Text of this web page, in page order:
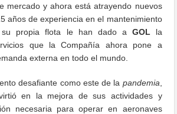
mercado y ahora está atrayendo nuevos
años de experiencia en el mantenimiento
su propia flota le han dado a GOL la
que la Compañía ahora pone a
externa en todo el mundo.
desafiante como este de la pandemia
en la mejora de sus actividades y
necesaria para operar en aeronaves